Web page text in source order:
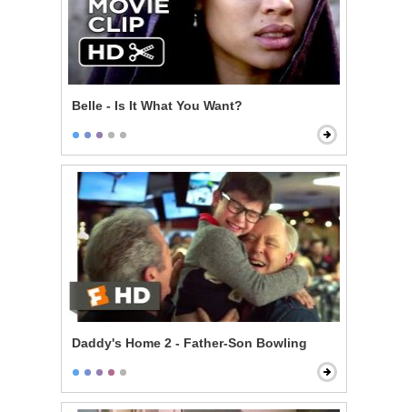
Belle - Is It What You Want?
Daddy's Home 2 - Father-Son Bowling